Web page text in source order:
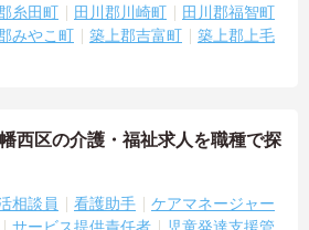
糸田町 田川郡川崎町
田川郡福智町
みやこ町 築上郡吉富町
築上郡上毛
西区の介護・福祉求人を職種で探
相談員 看護助手
ケアマネージャー